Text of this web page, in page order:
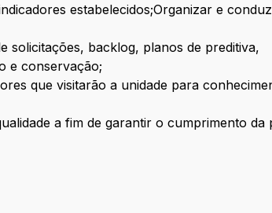
estabelecidos;Organizar e
solicitações, backlog, planos de preditiva,
e conservação;
que visitarão a unidade para
a fim de garantir o cumprimento da